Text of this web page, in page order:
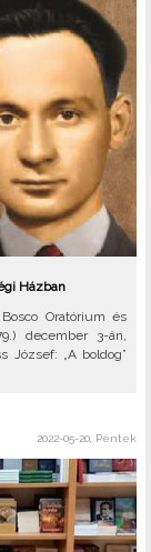
Házban
Oratórium és
december 3-án,
József: „A boldog”
2022-05-20, Péntek